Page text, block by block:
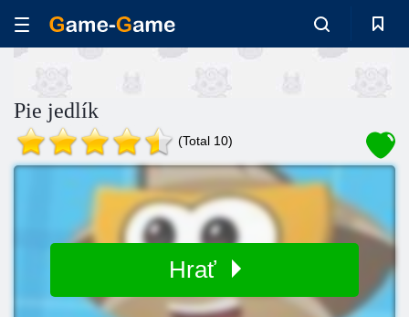
Pie jedlík
(Total 10)
Hrať